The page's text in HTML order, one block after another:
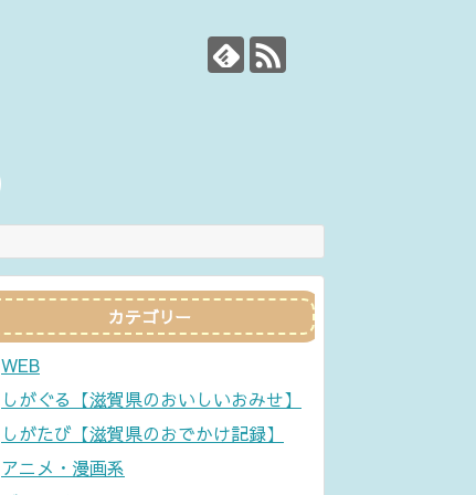
カテゴリー
WEB
しがぐる【滋賀県のおいしいおみせ】
しがたび【滋賀県のおでかけ記録】
アニメ・漫画系